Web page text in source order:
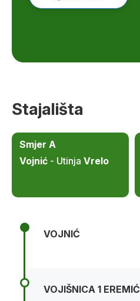
Stajališta
Smjer A
Vojnić- Utinja Vrelo
VOJNIĆ
VOJIŠNICA 1 EREMIĆ